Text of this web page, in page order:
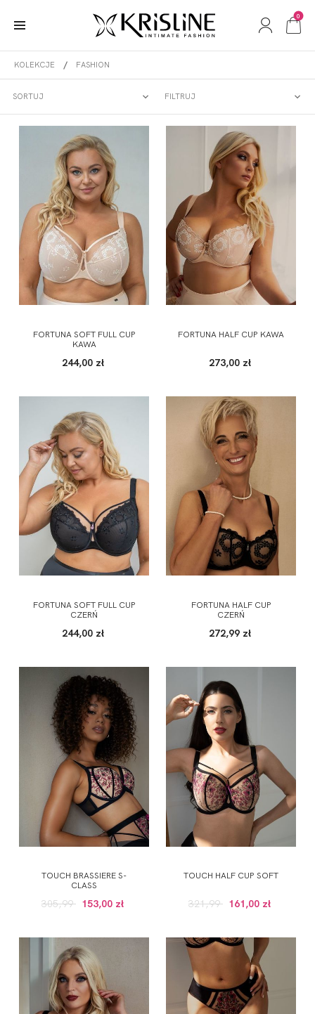
0
KOLEKCJE FASHION
SORTUJ FILTRUJ
FASHION
FORTUNA SOFT FULL CUP
KAWA
244,00 zł
FORTUNA HALF CUP KAWA
273,00 zł
FORTUNA SOFT FULL CUP
CZERŃ
244,00 zł
FORTUNA HALF CUP
CZERŃ
272,99 zł
TOUCH BRASSIERE S-
CLASS
305,99 153,00 zł
TOUCH HALF CUP SOFT
321,99 161,00 zł